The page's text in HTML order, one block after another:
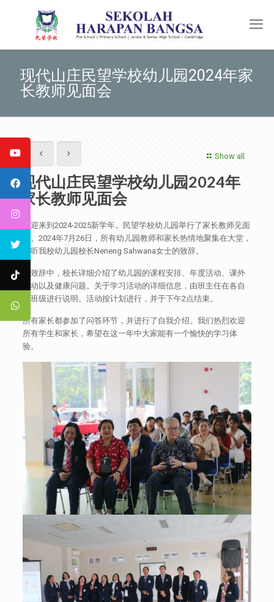
现代山庄民望学校幼儿园2024年家
长教师见面会
Show all
现代山庄民望学校幼儿园2024年
家长教师见面会
欢迎来到2024-2025新学年。民望学校幼儿园举行了家长教师见面
会。2024年7月26日，所有幼儿园教师和家长热情地聚集在大堂，
聆听我校幼儿园校长Neneng Sahwana女士的致辞。
在致辞中，校长详细介绍了幼儿园的课程安排、年度活动、课外
活动以及健康问题。关于学习活动的详细信息，由班主任在各自
的班级进行说明。活动按计划进行，并于下午2点结束。
所有家长都参加了问答环节，并进行了自我介绍。我们热烈欢迎
所有学生和家长，希望在这一年中大家能有一个愉快的学习体
验。